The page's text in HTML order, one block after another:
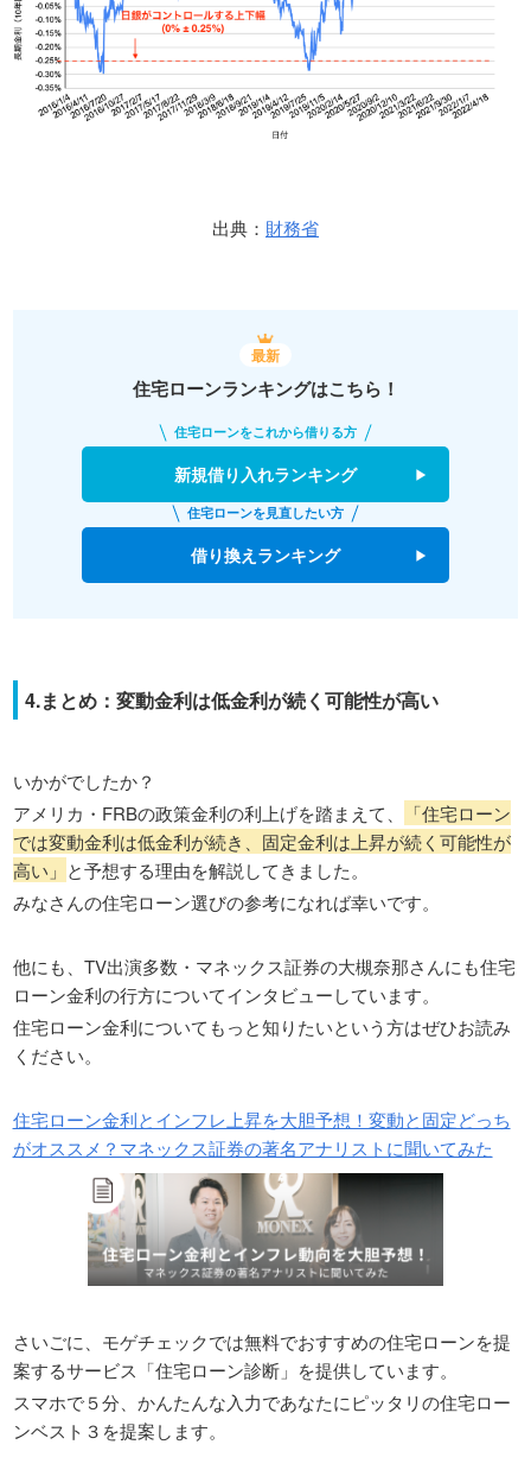
出典： 財務省
最新
住宅ローンランキングはこちら！
住宅ローンをこれから借りる方
新規借り入れランキング
住宅ローンを見直したい方
借り換えランキング
4.まとめ：変動金利は低金利が続く可能性が高い
いかがでしたか？
アメリカ・FRBの政策金利の利上げを踏まえて、
「住宅ローン
では変動金利は低金利が続き、固定金利は上昇が続く可能性が
高い」 と予想する理由を解説してきました。
みなさんの住宅ローン選びの参考になれば幸いです。
他にも、TV出演多数・マネックス証券の大槻奈那さんにも住宅
ローン金利の行方についてインタビューしています。
住宅ローン金利についてもっと知りたいという方はぜひお読み
ください。
住宅ローン金利とインフレ上昇を大胆予想！変動と固定どっち
がオススメ？マネックス証券の著名アナリストに聞いてみた
さいごに、モゲチェックでは無料でおすすめの住宅ローンを提
案するサービス「住宅ローン診断」を提供しています。
スマホで５分、かんたんな入力であなたにピッタリの住宅ロー
ンベスト３を提案します。